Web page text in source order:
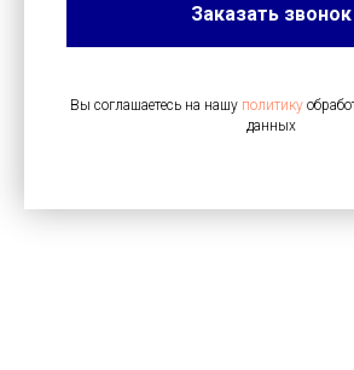
Заказать звонок
Вы соглашаетесь на нашу политику
данных